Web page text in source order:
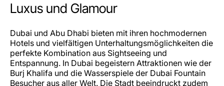
Luxus und Glamour
Dubai und Abu Dhabi bieten mit ihren hochmodernen
Hotels und vielfältigen Unterhaltungsmöglichkeiten die
perfekte Kombination aus Sightseeing und
Entspannung. In Dubai begeistern Attraktionen wie der
Burj Khalifa und die Wasserspiele der Dubai Fountain
Besucher aus aller Welt. Die Stadt beeindruckt zudem